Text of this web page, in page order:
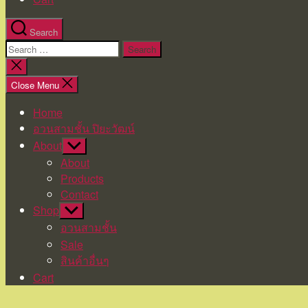
Search
Search
for:
Close
search
Close Menu
Home
อวนสามชั้น ปิยะวัฒน์
About Show
sub
menu
About
Products
Contact
Shop Show
sub
menu
อวนสามชั้น
Sale
สินค้าอื่นๆ
Cart